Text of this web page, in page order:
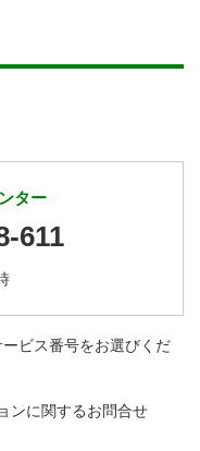
ター
611
ビス番号をお選びくだ
ンに関するお問合せ